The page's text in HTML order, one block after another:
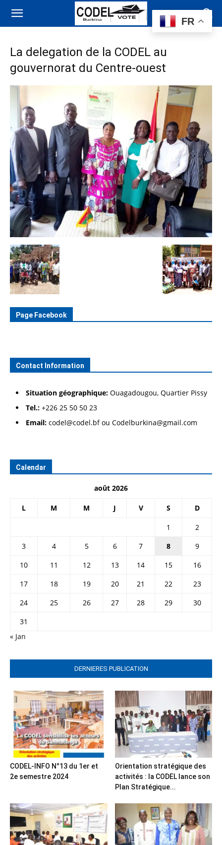
La delegation de la CODEL au
gouvernorat du Centre-ouest
Page Facebook
Contact Information
Situation géographique: Ouagadougou, Quartier Pissy
Tel.: +226 25 50 50 23
Email: codel@codel.bf ou Codelburkina@gmail.com
Calendar
août 2026
L M M J V S D
1
2
3
4 5 6 7 8
9
10
11 12 13 14 15
16
17
18 19 20 21 22
23
24
25 26 27 28 29
30
31
« Jan
DERNIERES PUBLICATION
CODEL-INFO N°13 du 1er et
2e semestre 2024
Orientation stratégique des
activités : la CODEL lance son
Plan Stratégique...
FR